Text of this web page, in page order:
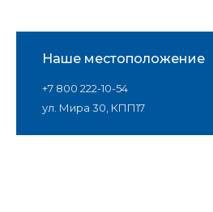
Наше местоположение
+7 800 222-10-54
ул. Мира 30, КПП17